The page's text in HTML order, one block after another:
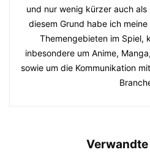
und nur wenig kürzer auch
diesem Grund habe ich
Themengebieten im Spiel,
inbesondere um Anime,
sowie um die Kommunikation